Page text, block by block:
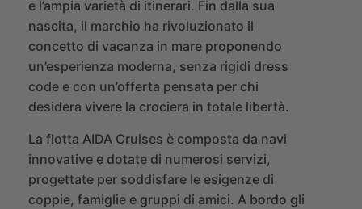
e l’ampia varietà di itinerari. Fin dalla sua
nascita, il marchio ha rivoluzionato il
concetto di vacanza in mare proponendo
un’esperienza moderna, senza rigidi dress
code e con un’offerta pensata per chi
desidera vivere la crociera in totale libertà.
La flotta AIDA Cruises è composta da navi
innovative e dotate di numerosi servizi,
progettate per soddisfare le esigenze di
coppie, famiglie e gruppi di amici. A bordo gli